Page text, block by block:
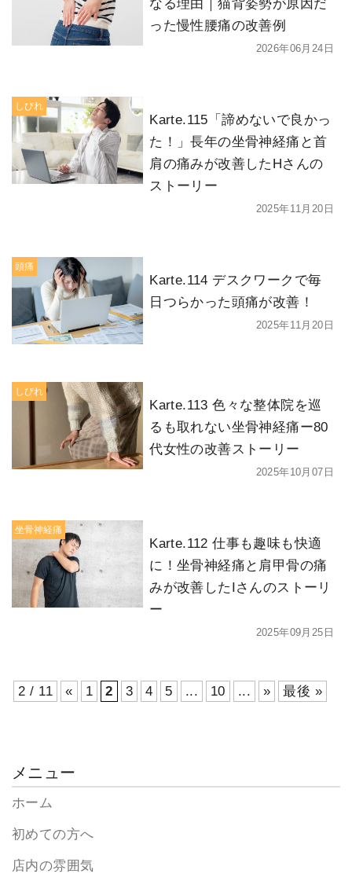
なる理由｜猫背姿勢が原因だ
った慢性腰痛の改善例
2026年06月24日
しびれ
Karte.115「諦めないで良かっ
た！」長年の坐骨神経痛と首
肩の痛みが改善したHさんの
ストーリー
2025年11月20日
頭痛
Karte.114 デスクワークで毎
日つらかった頭痛が改善！
2025年11月20日
しびれ
Karte.113 色々な整体院を巡
るも取れない坐骨神経痛ー80
代女性の改善ストーリー
2025年10月07日
坐骨神経痛
Karte.112 仕事も趣味も快適
に！坐骨神経痛と肩甲骨の痛
みが改善したIさんのストーリ
ー
2025年09月25日
2 / 11 « 1 2 3 4 5 ... 10 ... » 最後 »
メニュー
ホーム
初めての方へ
店内の雰囲気